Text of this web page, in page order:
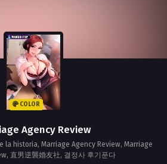
COLOR
Agency Review
la historia, Marriage Agency Review, Marriage
直男逆襲婚友社, 결정사 후기푼다